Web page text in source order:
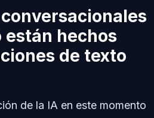
están hechos
de texto
de la IA en este momento